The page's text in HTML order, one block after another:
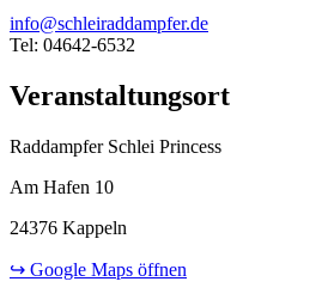
info@schleiraddampfer.de
Tel: 04642-6532
Veranstaltungsort
Raddampfer Schlei Princess
Am Hafen 10
24376 Kappeln
↪ Google Maps öffnen